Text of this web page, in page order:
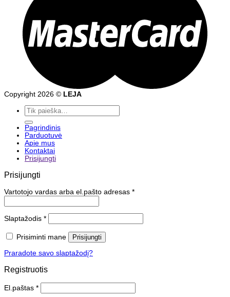
Copyright 2026 © LEJA
Ieškoti:
Pagrindinis
Parduotuvė
Apie mus
Kontaktai
Prisijungti
Prisijungti
Vartotojo vardas arba el.pašto adresas *
Slaptažodis *
Prisiminti mane Prisijungti
Praradote savo slaptažodį?
Registruotis
El.paštas *